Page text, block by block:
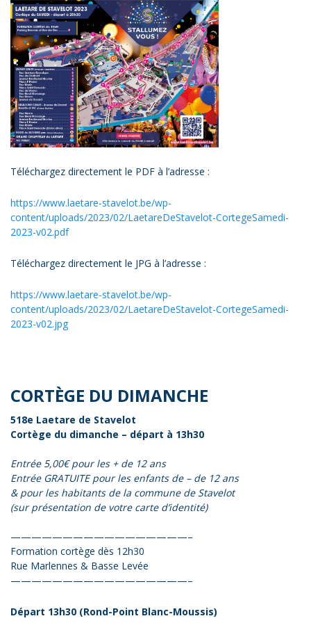
Téléchargez directement le PDF à l’adresse :
https://www.laetare-stavelot.be/wp-
content/uploads/2023/02/LaetareDeStavelot-CortegeSamedi-
2023-v02.pdf
Téléchargez directement le JPG à l’adresse :
https://www.laetare-stavelot.be/wp-
content/uploads/2023/02/LaetareDeStavelot-CortegeSamedi-
2023-v02.jpg
CORTÈGE DU DIMANCHE
518e Laetare de Stavelot
Cortège du dimanche – départ à 13h30
Entrée 5,00€ pour les + de 12 ans
Entrée GRATUITE pour les enfants de – de 12 ans
& pour les habitants de la commune de Stavelot
(sur présentation de votre carte d’identité)
—————————————————–
Formation cortège dès 12h30
Rue Marlennes & Basse Levée
—————————————————–
Départ 13h30 (Rond-Point Blanc-Moussis)